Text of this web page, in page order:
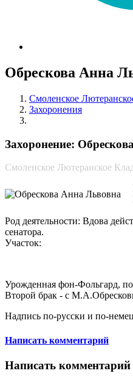
Обрескова Анна
Смоленское
Захоронения
Захоронение:
Смоленское Лютеранское
Род деятельности: Вдова
сенатора.
Участок:
Урожденная фон-Фольгард,
Второй брак - с
Надпись по-русски и по-
Написать комментарий
Написать комментарий